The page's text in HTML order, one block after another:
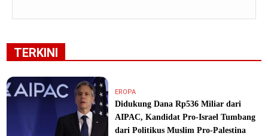
TERKINI
EROPA
Didukung Dana Rp536 Miliar dari
AIPAC, Kandidat Pro-Israel Tumbang
dari Politikus Muslim Pro-Palestina